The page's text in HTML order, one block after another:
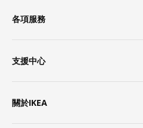
各項服務
支援中心
關於IKEA